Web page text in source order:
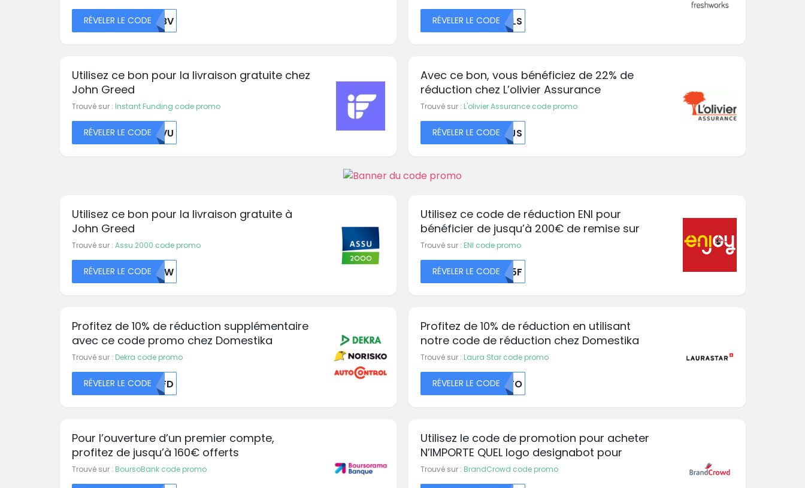
RÉVELER LE CODEVFBV RÉVELER LE CODETULS
Utilisez ce bon pour la livraison gratuite chez
John Greed
Trouvé sur : Instant Funding code promo
RÉVELER LE CODEUKVU
Avec ce bon, vous bénéficiez de 22% de
réduction chez L’olivier Assurance
Trouvé sur : L'olivier Assurance code promo
RÉVELER LE CODEMJJS
Utilisez ce bon pour la livraison gratuite à
John Greed
Trouvé sur : Assu 2000 code promo
RÉVELER LE CODEMDAW
Utilisez ce code de réduction ENI pour
bénéficier de jusqu’à 200€ de remise sur
votre commande
Trouvé sur : ENI code promo
RÉVELER LE CODEQU5F
Profitez de 10% de réduction supplémentaire
avec ce code promo chez Domestika
Trouvé sur : Dekra code promo
RÉVELER LE CODEUKFD
Profitez de 10% de réduction en utilisant
notre code de réduction chez Domestika
Trouvé sur : Laura Star code promo
RÉVELER LE CODENTFO
Pour l’ouverture d’un premier compte,
profitez de jusqu’à 160€ offerts
Trouvé sur : BoursoBank code promo
Utilisez le code de promotion pour acheter
N’IMPORTE QUEL logo designabot pour
seulement €150
Trouvé sur : BrandCrowd code promo